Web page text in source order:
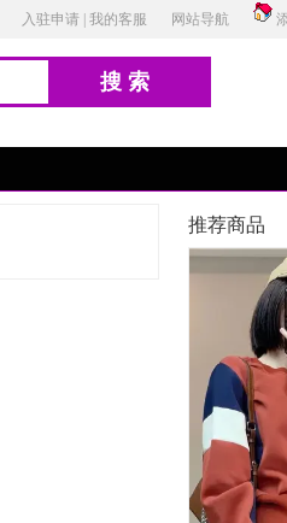
入驻申请 我的客服 网站导航
搜索
推荐商品